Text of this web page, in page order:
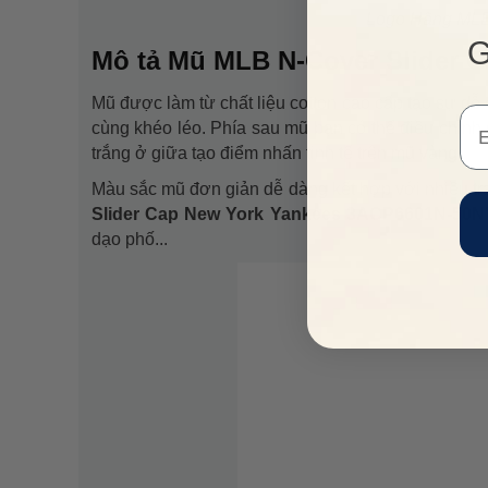
Mô tả Mũ MLB N-Cover Slider
Mũ được làm từ chất liệu cotton cao cấp tạo sự dễ
cùng khéo léo. Phía sau mũ bạn có thể điều
trắng ở giữa tạo điểm nhấn tinh tế trên mũ vàng.
Màu sắc mũ đơn giản dễ dàng kết hợp với nhiều
Slider Cap New York Yankees 3ACP6601N-
dạo phố...